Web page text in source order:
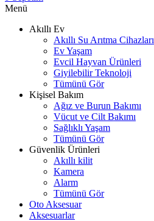
Menü
Akıllı Ev
Akıllı Su Arıtma Cihazları
Ev Yaşam
Evcil Hayvan Ürünleri
Giyilebilir Teknoloji
Tümünü Gör
Kişisel Bakım
Ağız ve Burun Bakımı
Vücut ve Cilt Bakımı
Sağlıklı Yaşam
Tümünü Gör
Güvenlik Ürünleri
Akıllı kilit
Kamera
Alarm
Tümünü Gör
Oto Aksesuar
Aksesuarlar